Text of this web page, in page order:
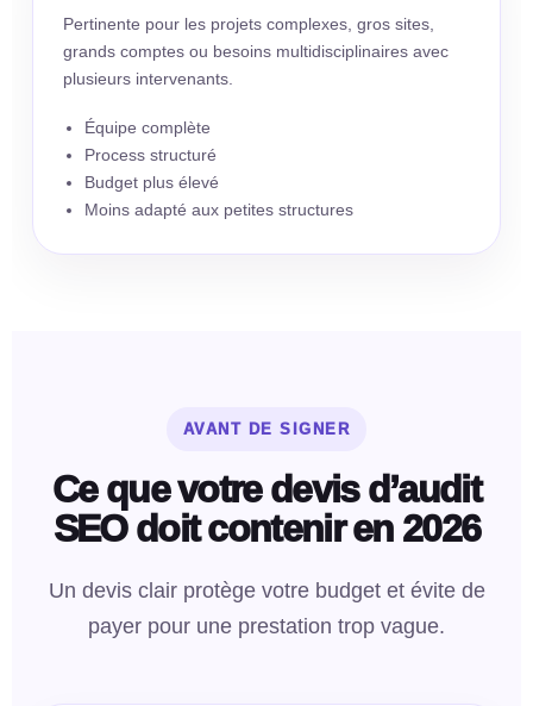
Pertinente pour les projets complexes, gros sites,
grands comptes ou besoins multidisciplinaires avec
plusieurs intervenants.
Équipe complète
Process structuré
Budget plus élevé
Moins adapté aux petites structures
AVANT DE SIGNER
Ce que votre devis d’audit
SEO doit contenir en 2026
Un devis clair protège votre budget et évite de
payer pour une prestation trop vague.